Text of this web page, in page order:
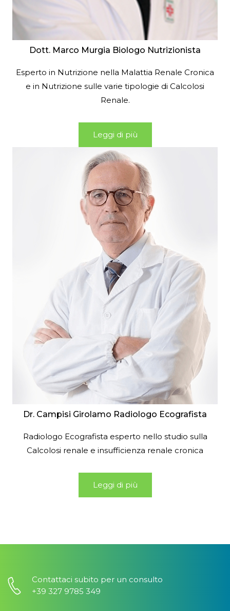
Dott. Marco Murgia Biologo Nutrizionista
Esperto in Nutrizione nella Malattia Renale Cronica
e in Nutrizione sulle varie tipologie di Calcolosi
Renale.
Leggi di più
Dr. Campisi Girolamo Radiologo Ecografista
Radiologo Ecografista esperto nello studio sulla
Calcolosi renale e insufficienza renale cronica
Leggi di più
Contattaci subito per un consulto
+39 327 9785 349